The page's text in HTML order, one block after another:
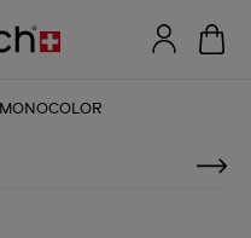
MONOCOLOR